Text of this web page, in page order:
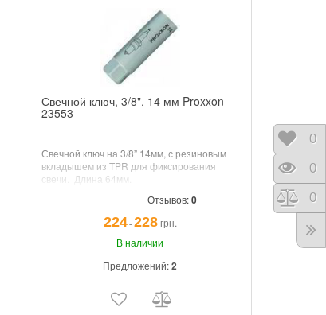
Свечной ключ, 3/8", 14 мм Proxxon
23553
Свечной ключ на 3/8” 14мм, с резиновым
вкладышем из TPR для фиксирования
свечи. Длина 64мм.
Отзывов:0
224¯228грн.
В наличии
Предложений:2
0
0
0